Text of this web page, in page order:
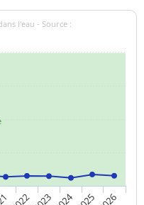
l'eau - Source :